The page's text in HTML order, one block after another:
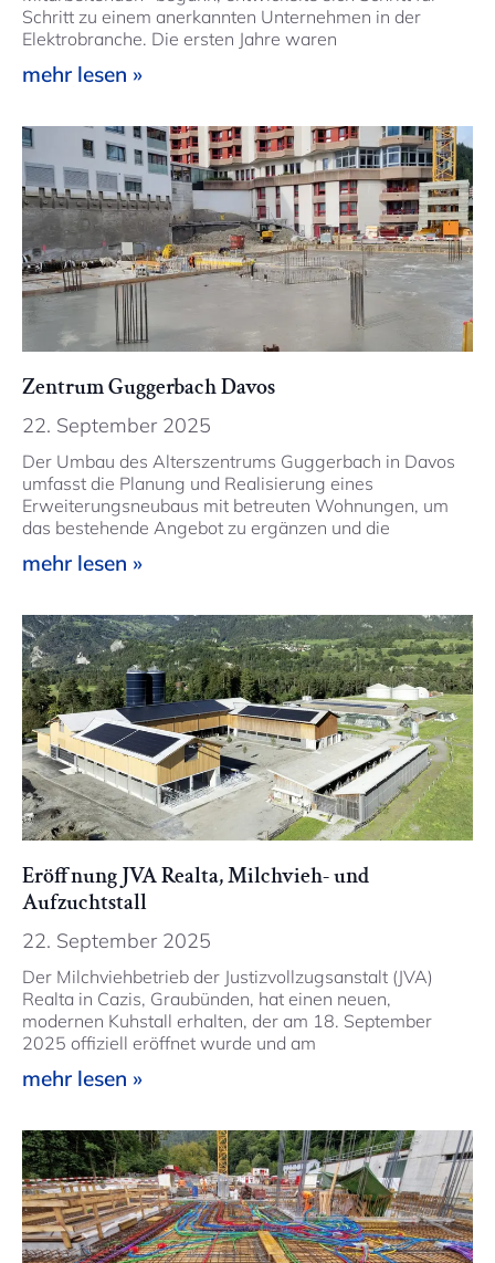
Schritt zu einem anerkannten Unternehmen in der
Elektrobranche. Die ersten Jahre waren
mehr lesen »
Zentrum Guggerbach Davos
22. September 2025
Der Umbau des Alterszentrums Guggerbach in Davos
umfasst die Planung und Realisierung eines
Erweiterungsneubaus mit betreuten Wohnungen, um
das bestehende Angebot zu ergänzen und die
mehr lesen »
Eröffnung JVA Realta, Milchvieh- und
Aufzuchtstall
22. September 2025
Der Milchviehbetrieb der Justizvollzugsanstalt (JVA)
Realta in Cazis, Graubünden, hat einen neuen,
modernen Kuhstall erhalten, der am 18. September
2025 offiziell eröffnet wurde und am
mehr lesen »